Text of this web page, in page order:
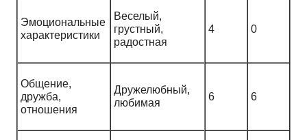
Эмоциональные
характеристики
Веселый,
грустный,
радостная
4 0
Общение,
дружба,
отношения
Дружелюбный,
любимая
6 6